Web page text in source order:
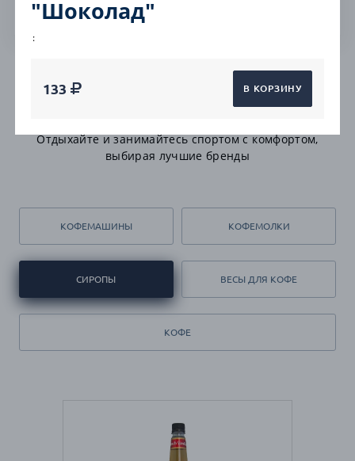
Отдыхайте и занимайтесь спортом с комфортом,
выбирая лучшие бренды
"Шоколад"
:
133 В КОРЗИНУ
КОФЕМАШИНЫ КОФЕМОЛКИ
СИРОПЫ ВЕСЫ ДЛЯ КОФЕ
КОФЕ